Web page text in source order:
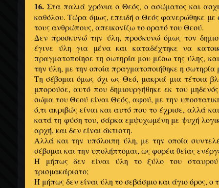
16. Στα παλιά χρόνια ο Θεός, ο ασώματος και
καθόλου. Τώρα όμως, επειδή ο Θεός φανερώθηκε με
τους ανθρώπους, απεικονίζω το ορατό του Θεού.
Δεν προσκυνώ την ύλη, προσκυνώ όμως τον
έγινε ύλη για μένα και καταδέχτηκε να
πραγματοποίησε τη σωτηρία μου μέσω της ύλης,
την ύλη, με την οποία πραγματοποιήθηκε η σωτηρία
Τη σέβομαι όμως όχι ως Θεό, μακριά μια τέτοια
μπορούσε, αυτό που δημιουργήθηκε εκ του
σώμα του Θεού είναι Θεός, αφού, με την
ό,τι ακριβώς είναι και αυτό που το έχρισε, αλλά
κατά τη φύση του, σάρκα εμψυχωμένη με ψυχή
αρχή, και δεν είναι άκτιστη.
Αλλά και την υπόλοιπη ύλη, με την οποία
σέβομαι και την υπολήπτομαι, ως φορέα θείας
Ή μήπως δεν είναι ύλη το ξύλο του σταυρού
τρισμακάριστο;
Ή μήπως δεν είναι ύλη το σεβάσμιο και άγιο όρος, ο